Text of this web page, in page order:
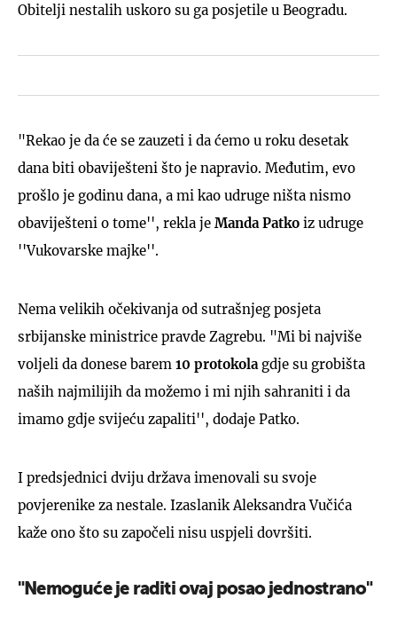
Obitelji nestalih uskoro su ga posjetile u Beogradu.
"Rekao je da će se zauzeti i da ćemo u roku desetak
dana biti obaviješteni što je napravio. Međutim, evo
prošlo je godinu dana, a mi kao udruge ništa nismo
obaviješteni o tome'', rekla je Manda Patko iz udruge
''Vukovarske majke''.
Nema velikih očekivanja od sutrašnjeg posjeta
srbijanske ministrice pravde Zagrebu. "Mi bi najviše
voljeli da donese barem 10 protokola gdje su grobišta
naših najmilijih da možemo i mi njih sahraniti i da
imamo gdje svijeću zapaliti'', dodaje Patko.
I predsjednici dviju država imenovali su svoje
povjerenike za nestale. Izaslanik Aleksandra Vučića
kaže ono što su započeli nisu uspjeli dovršiti.
"Nemoguće je raditi ovaj posao jednostrano"